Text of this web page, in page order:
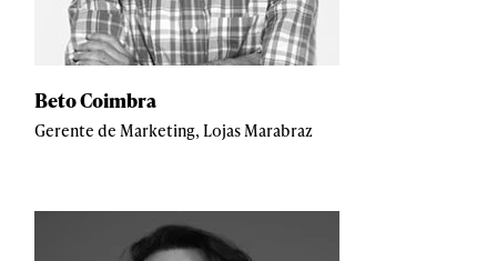
Beto Coimbra
Gerente de Marketing, Lojas Marabraz